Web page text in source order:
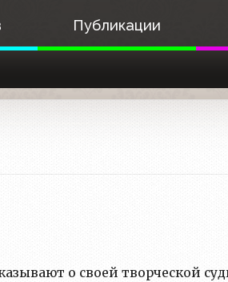
Публикации
о своей творческой